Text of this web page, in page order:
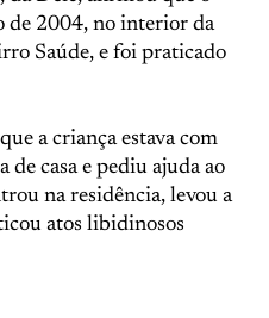
de 2004, no interior da
Saúde, e foi praticado
a criança estava com
casa e pediu ajuda ao
na residência, levou a
atos libidinosos